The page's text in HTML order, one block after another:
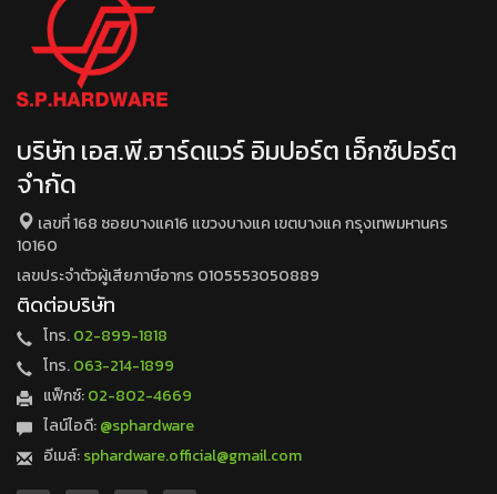
บริษัท เอส.พี.ฮาร์ดแวร์ อิมปอร์ต เอ็กซ์ปอร์ต
จำกัด
เลขที่ 168 ซอยบางแค16 แขวงบางแค เขตบางแค กรุงเทพมหานคร
10160
เลขประจำตัวผู้เสียภาษีอากร 0105553050889
ติดต่อบริษัท
โทร.02-899-1818
โทร.063-214-1899
แฟ็กซ์:02-802-4669
ไลน์ไอดี:@sphardware
อีเมล์:sphardware.official@gmail.com